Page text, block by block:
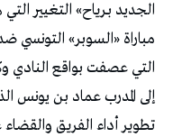
الجديد بـرياح» التغيير
مباراة «السوبر» التونسي
التي عصفت بواقع النادي
إلى المدرب عماد بن يونس
تطوير أداء الفريق والقضاء